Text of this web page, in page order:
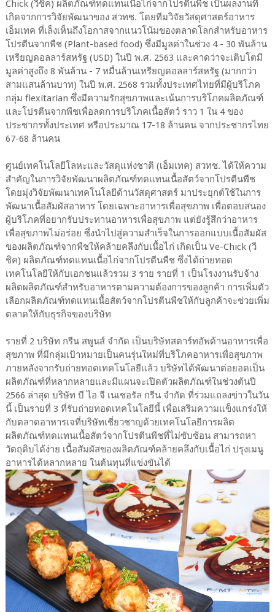
Chick (วีชิค) ผลิตภัณฑ์ทดแทนเนื้อไก่จากโปรตีนพืช เป็นผลงานที่
เกิดจากการวิจัยพัฒนาของ สวทช. โดยทีมวิจัยวัสดุศาสตร์อาหาร
เอ็มเทค ที่เล็งเห็นถึงโอกาสจากแนวโน้มของตลาดโลกสำหรับอาหาร
โปรตีนจากพืช (Plant-based food) ซึ่งมีมูลค่าในช่วง 4 - 30 พันล้าน
เหรียญดอลลาร์สหรัฐ (USD) ในปี พ.ศ. 2563 และคาดว่าจะเติบโตมี
มูลค่าสูงถึง 8 พันล้าน - 7 หมื่นล้านเหรียญดอลลาร์สหรัฐ (มากกว่า
สามแสนล้านบาท) ในปี พ.ศ. 2568 รวมทั้งประเทศไทยที่มีผู้บริโภค
กลุ่ม flexitarian ซึ่งมีความรักสุขภาพและเน้นการบริโภคผลิตภัณฑ์
และโปรตีนจากพืชเพื่อลดการบริโภคเนื้อสัตว์ ราว 1 ใน 4 ของ
ประชากรทั้งประเทศ หรือประมาณ 17-18 ล้านคน จากประชากรไทย
67-68 ล้านคน
ศูนย์เทคโนโลยีโลหะและวัสดุแห่งชาติ (เอ็มเทค) สวทช. ได้ให้ความ
สำคัญในการวิจัยพัฒนาผลิตภัณฑ์ทดแทนเนื้อสัตว์จากโปรตีนพืช
โดยมุ่งวิจัยพัฒนาเทคโนโลยีด้านวัสดุศาสตร์ มาประยุกต์ใช้ในการ
พัฒนาเนื้อสัมผัสอาหาร โดยเฉพาะอาหารเพื่อสุขภาพ เพื่อตอบสนอง
ผู้บริโภคที่อยากรับประทานอาหารเพื่อสุขภาพ แต่ยังรู้สึกว่าอาหาร
เพื่อสุขภาพไม่อร่อย ซึ่งนำไปสู่ความสำเร็จในการออกแบบเนื้อสัมผัส
ของผลิตภัณฑ์จากพืชให้คล้ายคลึงกับเนื้อไก่ เกิดเป็น Ve-Chick (วี
ชิค) ผลิตภัณฑ์ทดแทนเนื้อไก่จากโปรตีนพืช ซึ่งได้ถ่ายทอด
เทคโนโลยีให้กับเอกชนแล้วรวม 3 ราย รายที่ 1 เป็นโรงงานรับจ้าง
ผลิตผลิตภัณฑ์สำหรับอาหารตามความต้องการของลูกค้า การเพิ่มตัว
เลือกผลิตภัณฑ์ทดแทนเนื้อสัตว์จากโปรตีนพืชให้กับลูกค้าจะช่วยเพิ่ม
ตลาดให้กับธุรกิจของบริษัท
รายที่ 2 บริษัท กรีน สพูนส์ จำกัด เป็นบริษัทสตาร์ทอัพด้านอาหารเพื่อ
สุขภาพ ที่มีกลุ่มเป้าหมายเป็นคนรุ่นใหม่ที่บริโภคอาหารเพื่อสุขภาพ
ภายหลังจากรับถ่ายทอดเทคโนโลยีแล้ว บริษัทได้พัฒนาต่อยอดเป็น
ผลิตภัณฑ์ที่หลากหลายและมีแผนจะเปิดตัวผลิตภัณฑ์ในช่วงต้นปี
2566 ล่าสุด บริษัท บี ไอ จี เนเชอรัล กรีน จำกัด ที่ร่วมแถลงข่าวในวัน
นี้ เป็นรายที่ 3 ที่รับถ่ายทอดเทคโนโลยีนี้ เพื่อเสริมความแข็งแกร่งให้
กับตลาดอาหารเจที่บริษัทเชี่ยวชาญด้วยเทคโนโลยีการผลิต
ผลิตภัณฑ์ทดแทนเนื้อสัตว์จากโปรตีนพืชที่ไม่ซับซ้อน สามารถหา
วัตถุดิบได้ง่าย เนื้อสัมผัสของผลิตภัณฑ์คล้ายคลึงกับเนื้อไก่ ปรุงเมนู
อาหารได้หลากหลาย ในต้นทุนที่แข่งขันได้